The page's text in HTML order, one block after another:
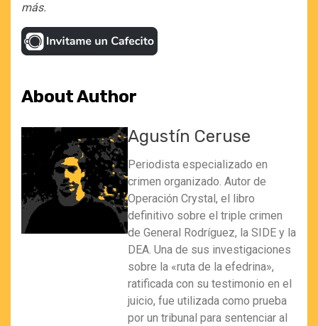
más.
About Author
Agustín Ceruse
Periodista especializado en
crimen organizado. Autor de
Operación Crystal, el libro
definitivo sobre el triple crimen
de General Rodríguez, la SIDE y la
DEA. Una de sus investigaciones
sobre la «ruta de la efedrina»,
ratificada con su testimonio en el
juicio, fue utilizada como prueba
por un tribunal para sentenciar al